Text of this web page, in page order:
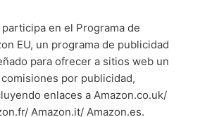
en el Programa de
EU, un programa de publicidad
para ofrecer a sitios web un
por publicidad,
enlaces a Amazon.co.uk/
Amazon.it/ Amazon.es.